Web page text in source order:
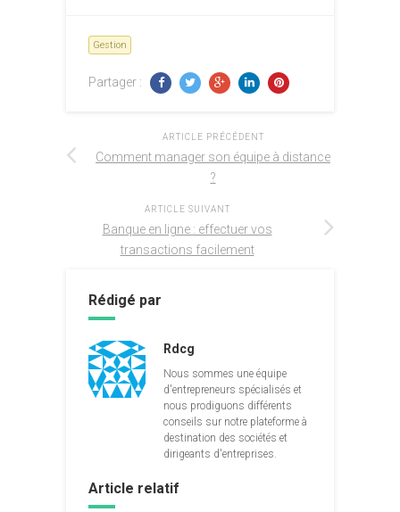
Gestion
Partager :
ARTICLE PRÉCÉDENT
Comment manager son équipe à distance
?
ARTICLE SUIVANT
Banque en ligne : effectuer vos
transactions facilement
Rédigé par
Rdcg
Nous sommes une équipe
d'entrepreneurs spécialisés et
nous prodiguons différents
conseils sur notre plateforme à
destination des sociétés et
dirigeants d'entreprises.
Article relatif